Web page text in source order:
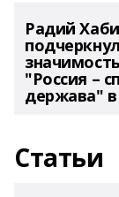
Радий
подчеркнул
"Россия –
держава"
Статьи